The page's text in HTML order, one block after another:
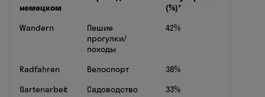
немецком
(%)*
Wandern
Пешие
прогулки/
походы
42%
Radfahren Велоспорт
38%
Gartenarbeit
Садоводство 33%